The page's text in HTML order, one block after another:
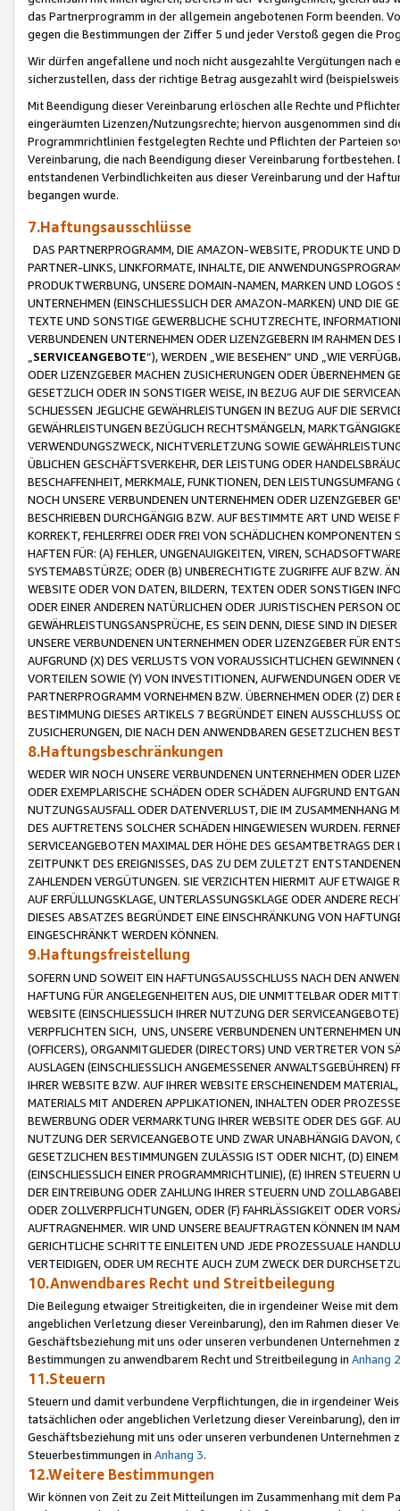
das Partnerprogramm in der allgemein angebotenen Form beenden.
gegen die Bestimmungen der Ziffer 5 und jeder Verstoß gegen die
Wir dürfen angefallene und noch nicht ausgezahlte Vergütungen
sicherzustellen, dass der richtige Betrag ausgezahlt wird
Mit Beendigung dieser Vereinbarung erlöschen alle Rechte und
eingeräumten Lizenzen/Nutzungsrechte; hiervon ausgenommen sind
Programmrichtlinien festgelegten Rechte und Pflichten der Parteien
Vereinbarung, die nach Beendigung dieser Vereinbarung
entstandenen Verbindlichkeiten aus dieser Vereinbarung und der
begangen wurde.
7.Haftungsausschlüsse
DAS PARTNERPROGRAMM, DIE AMAZON-WEBSITE, PRODUKTE UND
PARTNER-LINKS, LINKFORMATE, INHALTE, DIE
PRODUKTWERBUNG, UNSERE DOMAIN-NAMEN, MARKEN UND
UNTERNEHMEN (EINSCHLIESSLICH DER AMAZON-MARKEN) UND DIE
TEXTE UND SONSTIGE GEWERBLICHE SCHUTZRECHTE,
VERBUNDENEN UNTERNEHMEN ODER LIZENZGEBERN IM RAHMEN
SERVICEANGEBOTE“), WERDEN „WIE BESEHEN“ UND „WIE
ODER LIZENZGEBER MACHEN ZUSICHERUNGEN ODER ÜBERNEHMEN
GESETZLICH ODER IN SONSTIGER WEISE, IN BEZUG AUF DIE
SCHLIESSEN JEGLICHE GEWÄHRLEISTUNGEN IN BEZUG AUF DIE
GEWÄHRLEISTUNGEN BEZÜGLICH RECHTSMÄNGELN,
VERWENDUNGSZWECK, NICHTVERLETZUNG SOWIE
ÜBLICHEN GESCHÄFTSVERKEHR, DER LEISTUNG ODER
BESCHAFFENHEIT, MERKMALE, FUNKTIONEN, DEN
NOCH UNSERE VERBUNDENEN UNTERNEHMEN ODER LIZENZGEBER
BESCHRIEBEN DURCHGÄNGIG BZW. AUF BESTIMMTE ART UND
KORREKT, FEHLERFREI ODER FREI VON SCHÄDLICHEN
HAFTEN FÜR: (A) FEHLER, UNGENAUIGKEITEN, VIREN,
SYSTEMABSTÜRZE; ODER (B) UNBERECHTIGTE ZUGRIFFE AUF BZW.
WEBSITE ODER VON DATEN, BILDERN, TEXTEN ODER SONSTIGEN
ODER EINER ANDEREN NATÜRLICHEN ODER JURISTISCHEN PERSON
GEWÄHRLEISTUNGSANSPRÜCHE, ES SEIN DENN, DIESE SIND IN
UNSERE VERBUNDENEN UNTERNEHMEN ODER LIZENZGEBER FÜR
AUFGRUND (X) DES VERLUSTS VON VORAUSSICHTLICHEN
VORTEILEN SOWIE (Y) VON INVESTITIONEN, AUFWENDUNGEN ODER
PARTNERPROGRAMM VORNEHMEN BZW. ÜBERNEHMEN ODER (Z)
BESTIMMUNG DIESES ARTIKELS 7 BEGRÜNDET EINEN AUSSCHLUSS
ZUSICHERUNGEN, DIE NACH DEN ANWENDBAREN GESETZLICHEN
8.Haftungsbeschränkungen
WEDER WIR NOCH UNSERE VERBUNDENEN UNTERNEHMEN ODER
ODER EXEMPLARISCHE SCHÄDEN ODER SCHÄDEN AUFGRUND
NUTZUNGSAUSFALL ODER DATENVERLUST, DIE IM ZUSAMMENHANG
DES AUFTRETENS SOLCHER SCHÄDEN HINGEWIESEN WURDEN.
SERVICEANGEBOTEN MAXIMAL DER HÖHE DES GESAMTBETRAGS
ZEITPUNKT DES EREIGNISSES, DAS ZU DEM ZULETZT
ZAHLENDEN VERGÜTUNGEN. SIE VERZICHTEN HIERMIT AUF
AUF ERFÜLLUNGSKLAGE, UNTERLASSUNGSKLAGE ODER ANDERE
DIESES ABSATZES BEGRÜNDET EINE EINSCHRÄNKUNG VON
EINGESCHRÄNKT WERDEN KÖNNEN.
9.Haftungsfreistellung
SOFERN UND SOWEIT EIN HAFTUNGSAUSSCHLUSS NACH DEN
HAFTUNG FÜR ANGELEGENHEITEN AUS, DIE UNMITTELBAR ODER
WEBSITE (EINSCHLIESSLICH IHRER NUTZUNG DER
VERPFLICHTEN SICH, UNS, UNSERE VERBUNDENEN UNTERNEHMEN
(OFFICERS), ORGANMITGLIEDER (DIRECTORS) UND VERTRETER VON
AUSLAGEN (EINSCHLIESSLICH ANGEMESSENER
IHRER WEBSITE BZW. AUF IHRER WEBSITE ERSCHEINENDEM
MATERIALS MIT ANDEREN APPLIKATIONEN, INHALTEN ODER
BEWERBUNG ODER VERMARKTUNG IHRER WEBSITE ODER DES GGF.
NUTZUNG DER SERVICEANGEBOTE UND ZWAR UNABHÄNGIG
GESETZLICHEN BESTIMMUNGEN ZULÄSSIG IST ODER NICHT, (D)
(EINSCHLIESSLICH EINER PROGRAMMRICHTLINIE), (E) IHREN
DER EINTREIBUNG ODER ZAHLUNG IHRER STEUERN UND
ODER ZOLLVERPFLICHTUNGEN, ODER (F) FAHRLÄSSIGKEIT ODER
AUFTRAGNEHMER. WIR UND UNSERE BEAUFTRAGTEN KÖNNEN IM
GERICHTLICHE SCHRITTE EINLEITEN UND JEDE PROZESSUALE
VERTEIDIGEN, ODER UM RECHTE AUCH ZUM ZWECK DER
10.Anwendbares Recht und Streitbeilegung
Die Beilegung etwaiger Streitigkeiten, die in irgendeiner Weise mit
angeblichen Verletzung dieser Vereinbarung), den im Rahmen dieser
Geschäftsbeziehung mit uns oder unseren verbundenen
Bestimmungen zu anwendbarem Recht und Streitbeilegung in Anhang 2
11.Steuern
Steuern und damit verbundene Verpflichtungen, die in irgendeiner
tatsächlichen oder angeblichen Verletzung dieser Vereinbarung), den
Geschäftsbeziehung mit uns oder unseren verbundenen
Steuerbestimmungen in Anhang 3.
12.Weitere Bestimmungen
Wir können von Zeit zu Zeit Mitteilungen im Zusammenhang mit dem